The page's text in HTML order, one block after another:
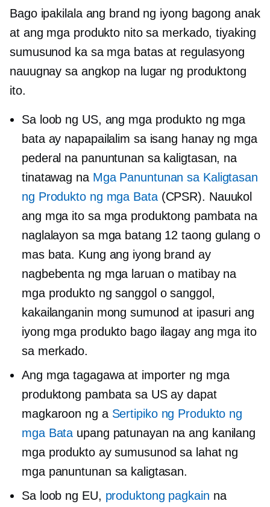
Bago ipakilala ang brand ng iyong bagong anak
at ang mga produkto nito sa merkado, tiyaking
sumusunod ka sa mga batas at regulasyong
nauugnay sa angkop na lugar ng produktong
ito.
Sa loob ng US, ang mga produkto ng mga
bata ay napapailalim sa isang hanay ng mga
pederal na panuntunan sa kaligtasan, na
tinatawag na Mga Panuntunan sa Kaligtasan
ng Produkto ng mga Bata(CPSR). Nauukol
ang mga ito sa mga produktong pambata na
naglalayon sa mga batang 12 taong gulang o
mas bata. Kung ang iyong brand ay
nagbebenta ng mga laruan o matibay na
mga produkto ng sanggol o sanggol,
kakailanganin mong sumunod at ipasuri ang
iyong mga produkto bago ilagay ang mga ito
sa merkado.
Ang mga tagagawa at importer ng mga
produktong pambata sa US ay dapat
magkaroon ng a Sertipiko ng Produkto ng
mga Bata upang patunayan na ang kanilang
mga produkto ay sumusunod sa lahat ng
mga panuntunan sa kaligtasan.
Sa loob ng EU, produktong pagkain na